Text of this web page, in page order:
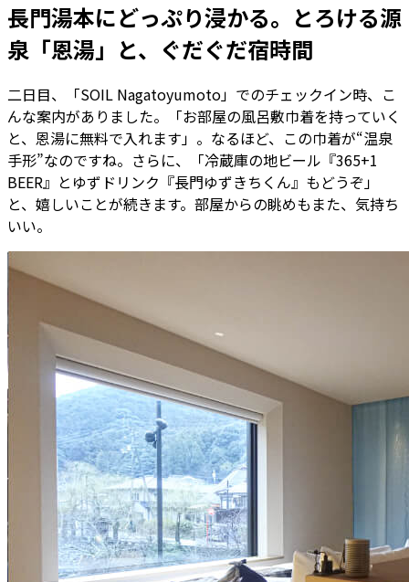
長門湯本にどっぷり浸かる。とろける源
泉「恩湯」と、ぐだぐだ宿時間
二日目、「SOIL Nagatoyumoto」でのチェックイン時、こ
んな案内がありました。「お部屋の風呂敷巾着を持っていく
と、恩湯に無料で入れます」。なるほど、この巾着が“温泉
手形”なのですね。さらに、「冷蔵庫の地ビール『365+1
BEER』とゆずドリンク『長門ゆずきちくん』もどうぞ」
と、嬉しいことが続きます。部屋からの眺めもまた、気持ち
いい。